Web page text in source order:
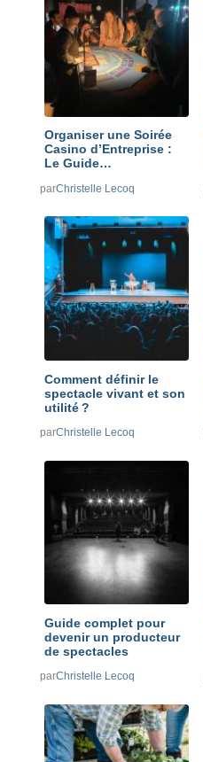
Organiser une Soirée
Casino d’Entreprise :
Le Guide…
parChristelle Lecoq
Comment définir le
spectacle vivant et son
utilité ?
parChristelle Lecoq
Guide complet pour
devenir un producteur
de spectacles
parChristelle Lecoq